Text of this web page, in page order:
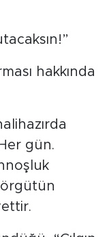
hakkında
gün.